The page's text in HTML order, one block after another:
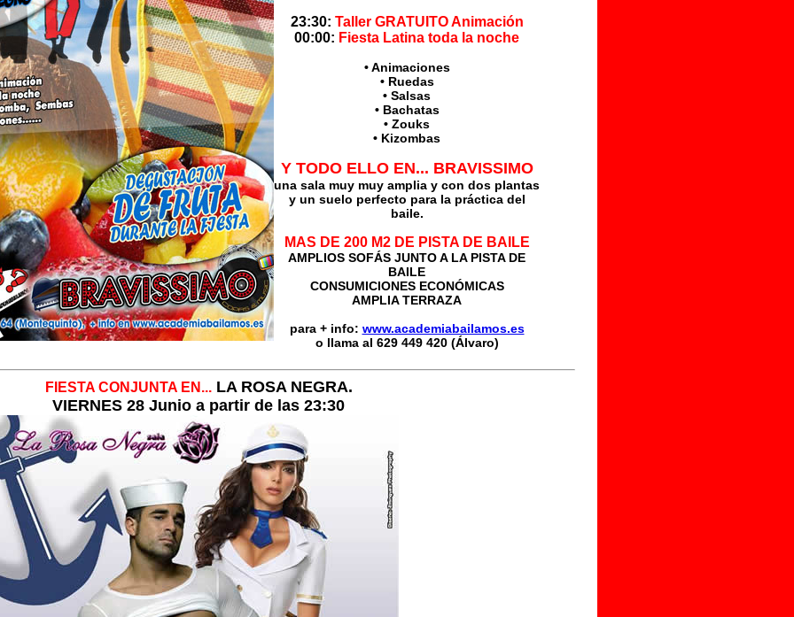
23:30: Taller GRATUITO Animación
00:00: Fiesta Latina toda la noche
• Animaciones
• Ruedas
• Salsas
• Bachatas
• Zouks
• Kizombas
Y TODO ELLO EN... BRAVISSIMO
una sala muy muy amplia y con dos plantas
y un suelo perfecto para la práctica del
baile.
MAS DE 200 M2 DE PISTA DE BAILE
AMPLIOS SOFÁS JUNTO A LA PISTA DE
BAILE
CONSUMICIONES ECONÓMICAS
AMPLIA TERRAZA
para + info: www.academiabailamos.es
o llama al 629 449 420 (Álvaro)
FIESTA CONJUNTA EN...LA ROSA NEGRA.
VIERNES 28 Junio a partir de las 23:30